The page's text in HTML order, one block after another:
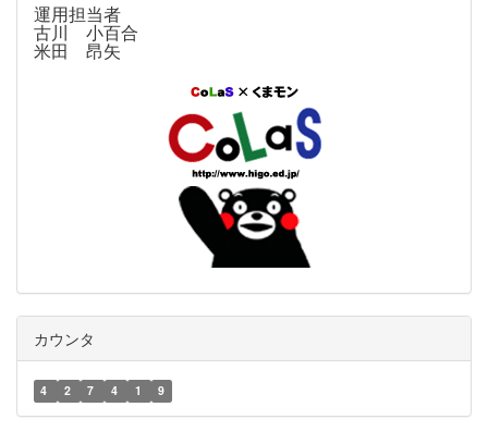
運用担当者
古川 小百合
米田 昂矢
カウンタ
4 2 7 4 1 9